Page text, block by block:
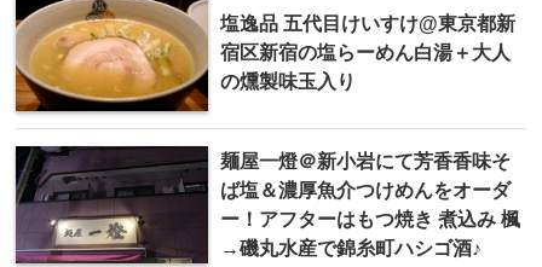
塩逸品 五代目けいすけ@東京都新
宿区新宿の塩らーめん白湯＋大人
の燻製味玉入り
麺屋一燈＠新小岩にて芳香香味そ
ば塩＆濃厚魚介つけめんをオーダ
ー！アフターはもつ焼き 煮込み 楓
→磯丸水産で錦糸町ハシゴ酒♪